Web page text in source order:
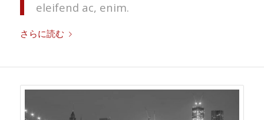
eleifend ac, enim.
さらに読む